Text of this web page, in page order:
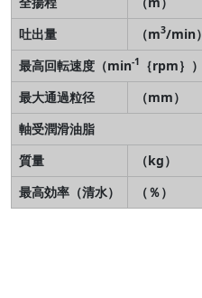
吐出量
（m3/min）
最高回転速度（min-1 ｛rpm｝）
最大通過粒径
（mm）
軸受潤滑油脂
質量
（kg）
最高効率（清水）
（％）